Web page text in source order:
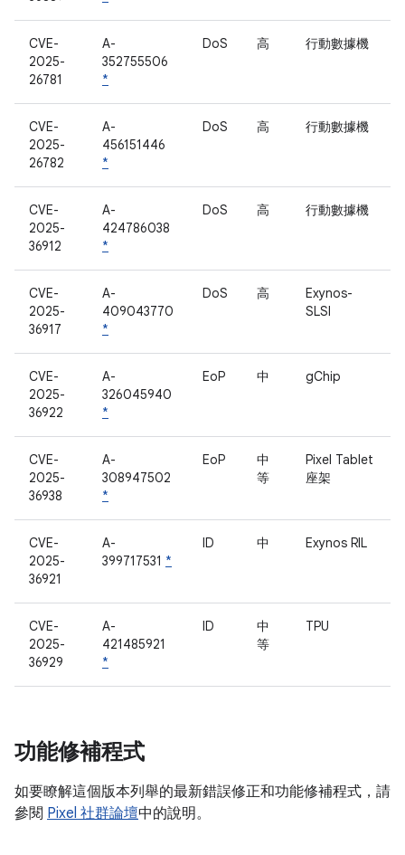
CVE-
2025-
26781
A-
352755506
*
DoS 高 行動數據機
CVE-
2025-
26782
A-
456151446
*
DoS 高 行動數據機
CVE-
2025-
36912
A-
424786038
*
DoS 高 行動數據機
CVE-
2025-
36917
A-
409043770
*
DoS 高
Exynos-
SLSI
CVE-
2025-
36922
A-
326045940
*
EoP 中 gChip
CVE-
2025-
36938
A-
308947502
*
EoP
中
等
Pixel Tablet
座架
CVE-
2025-
36921
A-
399717531 *
ID 中 Exynos RIL
CVE-
2025-
36929
A-
421485921
*
ID
中
等
TPU
功能修補程式
如要瞭解這個版本列舉的最新錯誤修正和功能修補程式，請
參閱 Pixel 社群論壇中的說明。